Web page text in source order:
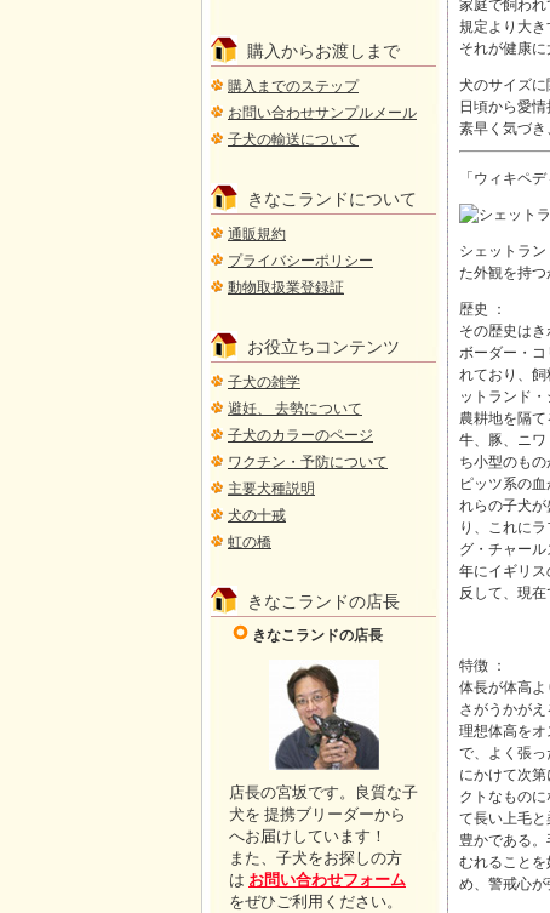
家庭で飼われ
規定より大き
それが健康に
犬のサイズに
日頃から愛
素早く気づき
「ウィキペ
シェットラ
た外観を持つ
歴史 ：
その歴史は
ボーダー・
れており、
ットランド
農耕地を隔
牛、豚、ニ
ち小型のも
ピッツ系の
れらの子犬
り、これに
グ・チャー
年にイギリ
反して、現
特徴 ：
体長が体高
さがうかが
理想体高を
で、よく張
にかけて次
クトなもの
て長い上毛
豊かである
むれること
め、警戒心が
購入からお渡しまで
購入までのステップ
お問い合わせサンプルメール
子犬の輸送について
きなこランドについて
通販規約
プライバシーポリシー
動物取扱業登録証
お役立ちコンテンツ
子犬の雑学
避妊、 去勢について
子犬のカラーのページ
ワクチン・予防について
主要犬種説明
犬の十戒
虹の橋
きなこランドの店長
きなこランドの店長
店長の宮坂です。良質な子
犬を 提携ブリーダーから
へお届けしています！
また、子犬をお探しの方
は お問い合わせフォーム
をぜひご利用ください。